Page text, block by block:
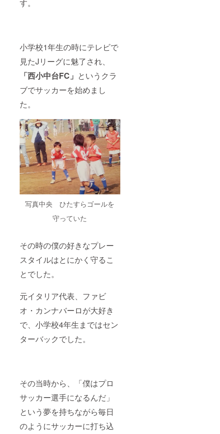
す。
小学校1年生の時にテレビで
見たJリーグに魅了され、
「西小中台FC」 というクラ
ブでサッカーを始めまし
た。
写真中央 ひたすらゴールを
守っていた
その時の僕の好きなプレー
スタイルはとにかく守るこ
とでした。
元イタリア代表、ファビ
オ・カンナバーロが大好き
で、小学校4年生まではセン
ターバックでした。
その当時から、「僕はプロ
サッカー選手になるんだ」
という夢を持ちながら毎日
のようにサッカーに打ち込